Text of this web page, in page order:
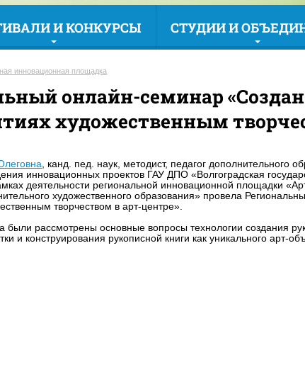
И КОНКУРСЫ СТУДИИ И
инновационная площадка
онлайн-семинар
художественным
, канд. пед. наук, методист, педагог
инновационных проектов ГАУ ДПО «Волгоградская
деятельности региональной инновационной площадки
художественного образования» провела
творчеством в арт-центре».
были рассмотрены основные вопросы технологии создания
и конструирования рукописной книги как уникального арт-